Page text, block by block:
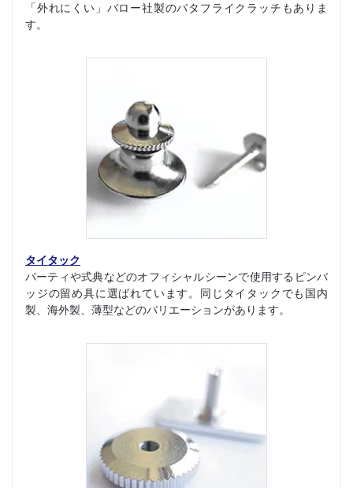
「外れにくい」バロー社製のバタフライクラッチもありま
す。
タイタック
パーティや式典などのオフィシャルシーンで使用するピンバ
ッジの留め具に選ばれています。同じタイタックでも国内
製、海外製、薄型などのバリエーションがあります。